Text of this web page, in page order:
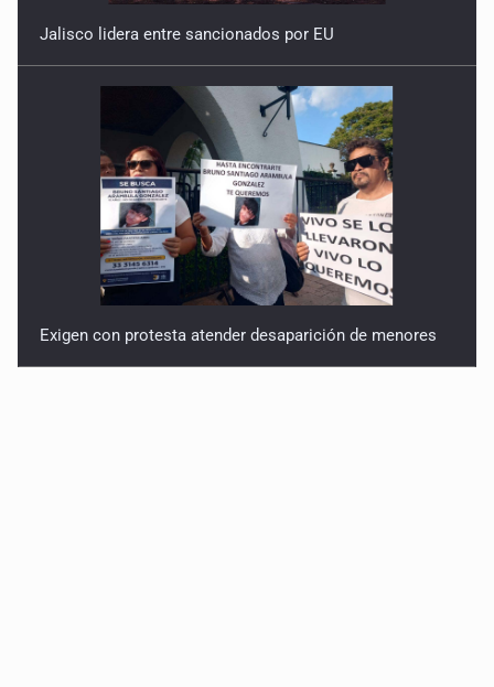
Jalisco lidera entre sancionados por EU
Exigen con protesta atender desaparición de menores